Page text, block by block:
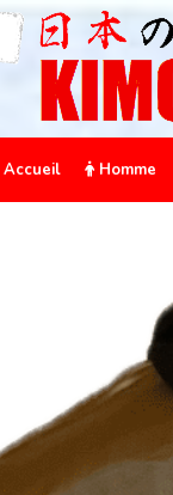
Accueil Homme